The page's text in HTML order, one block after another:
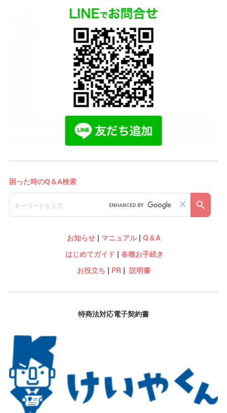
お知らせ| マニュアル| Q＆A
はじめてガイド | 各種お手続き
お役立ち | PR| 説明書
特商法対応電子契約書